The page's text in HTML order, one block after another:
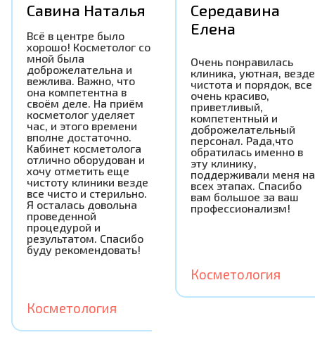
Савина Наталья
Всё в центре было
хорошо! Косметолог со
мной была
доброжелательна и
вежлива. Важно, что
она компетентна в
своём деле. На приём
косметолог уделяет
час, и этого времени
вполне достаточно.
Кабинет косметолога
отлично оборудован и
хочу отметить еще
чистоту клиники везде
все чисто и стерильно.
Я осталась довольна
проведенной
процедурой и
результатом. Спасибо
буду рекомендовать!
Косметология
Середавина
Елена
Очень понравилась
клиника, уютная, везде
чистота и порядок, все
очень красиво,
приветливый,
компетентный и
доброжелательный
персонал. Рада,что
обратилась именно в
эту клинику,
поддерживали меня на
всех этапах. Спасибо
вам большое за ваш
профессионализм!
Косметология